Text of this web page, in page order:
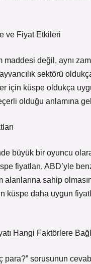
ve Fiyat Etkileri
maddesi değil, aynı
sektörü
için küspe oldukça
olduğu anlamına
büyük bir oyuncu
fiyatları, ABD’yle
alanlarına sahip
küspe daha uygun
Hangi Faktörlere
para?” sorusunun